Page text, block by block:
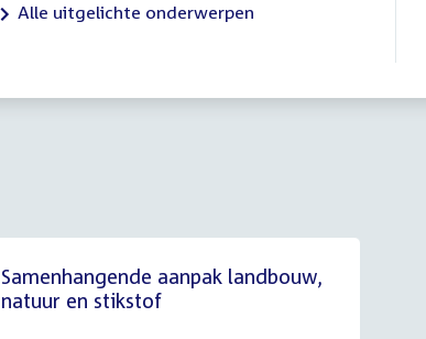
Alle uitgelichte onderwerpen
Samenhangende aanpak landbouw,
natuur en stikstof